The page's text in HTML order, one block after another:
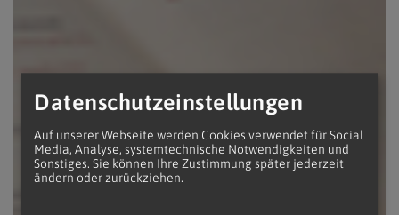
Datenschutzeinstellungen
Auf unserer Webseite werden Cookies verwendet für Social
Media, Analyse, systemtechnische Notwendigkeiten und
Sonstiges. Sie können Ihre Zustimmung später jederzeit
ändern oder zurückziehen.